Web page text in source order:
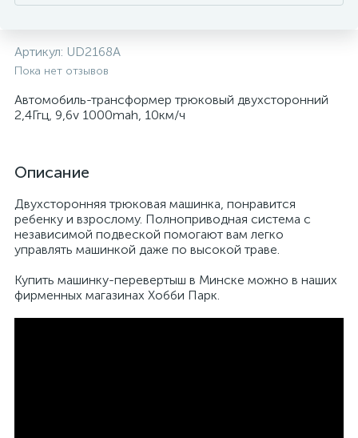
Артикул: UD2168A
Пока нет отзывов
Автомобиль-трансформер трюковый двухсторонний
2,4Ггц, 9,6v 1000mah, 10км/ч
Описание
Двухсторонняя трюковая машинка, понравится
ребенку и взрослому. Полноприводная система с
независимой подвеской помогают вам легко
управлять машинкой даже по высокой траве.
Купить машинку-перевертыш в Минске можно в наших
фирменных магазинах Хобби Парк.